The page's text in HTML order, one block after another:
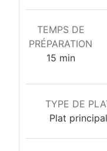
TEMPS DE
PRÉPARATION
15minutes
min
TYPE DE
Plat principal